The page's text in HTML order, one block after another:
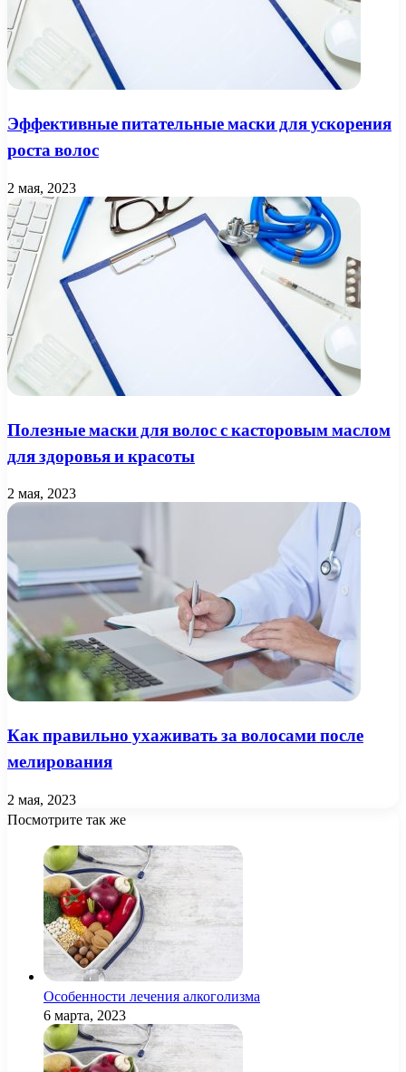
Эффективные питательные маски для ускорения
роста волос
2 мая, 2023
Полезные маски для волос с касторовым маслом
для здоровья и красоты
2 мая, 2023
Как правильно ухаживать за волосами после
мелирования
2 мая, 2023
Посмотрите так же
Особенности лечения алкоголизма
6 марта, 2023